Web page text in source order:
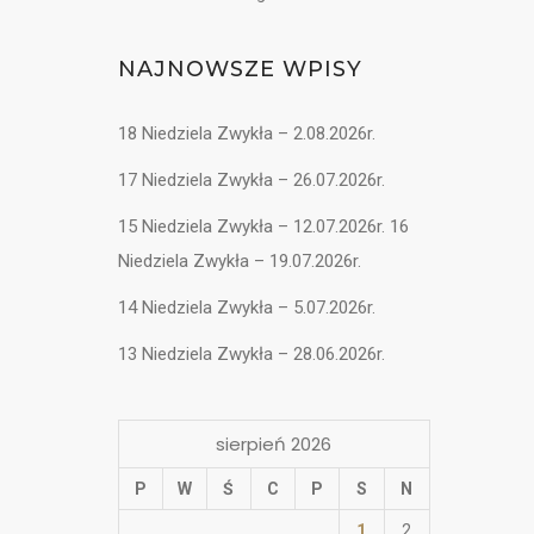
NAJNOWSZE WPISY
18 Niedziela Zwykła – 2.08.2026r.
17 Niedziela Zwykła – 26.07.2026r.
15 Niedziela Zwykła – 12.07.2026r. 16
Niedziela Zwykła – 19.07.2026r.
14 Niedziela Zwykła – 5.07.2026r.
13 Niedziela Zwykła – 28.06.2026r.
sierpień 2026
P W Ś C P S N